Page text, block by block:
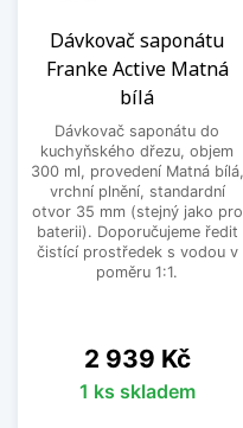
Dávkovač saponátu
Franke Active Matná
bílá
Dávkovač saponátu do
kuchyňského dřezu, objem
300 ml, provedení Matná bílá,
vrchní plnění, standardní
otvor 35 mm (stejný jako pro
baterii). Doporučujeme ředit
čistící prostředek s vodou v
poměru 1:1.
Cena
2 939 Kč
1 ks skladem